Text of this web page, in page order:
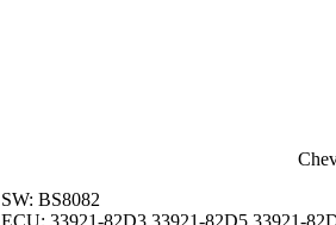
SW: BS8082
ECU: 33921-82D3 33921-82D5 33921-